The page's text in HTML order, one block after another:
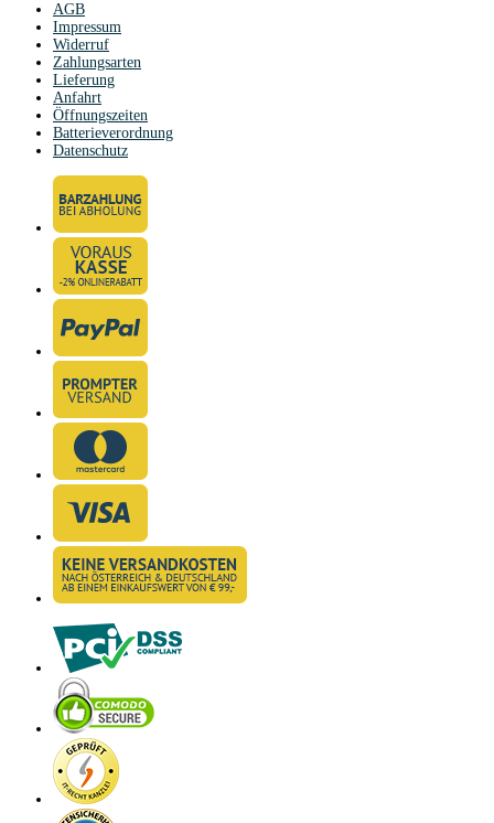
AGB
Impressum
Widerruf
Zahlungsarten
Lieferung
Anfahrt
Öffnungszeiten
Batterieverordnung
Datenschutz